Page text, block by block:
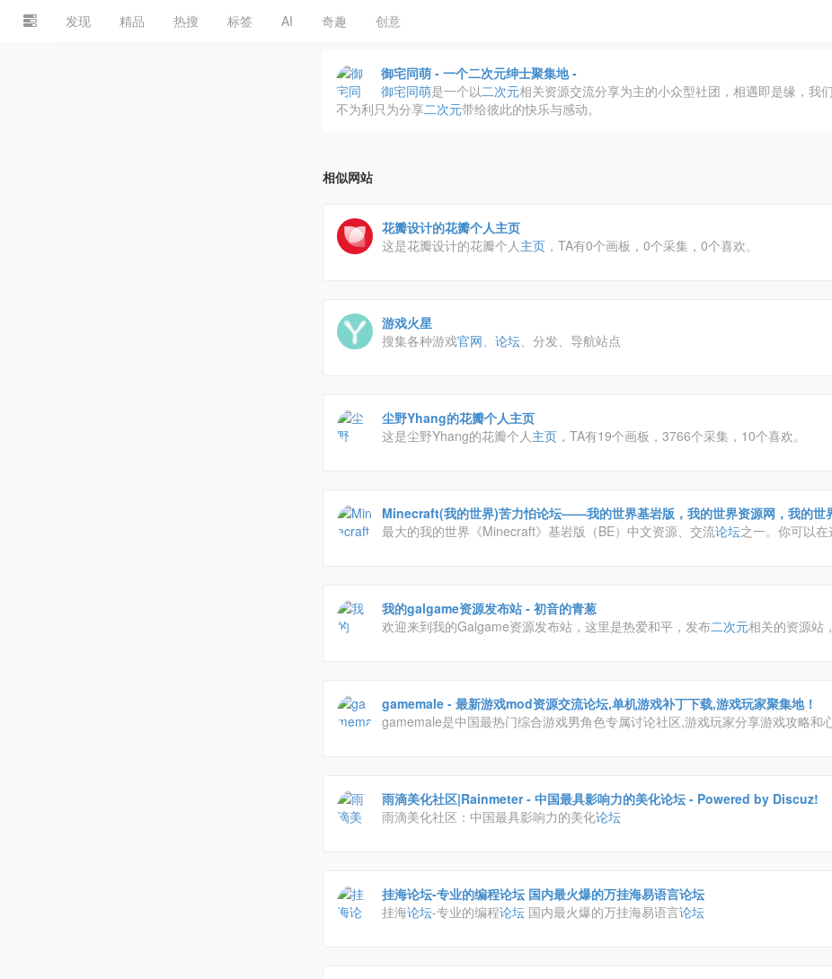
发现 精品 热搜 标签 AI 奇趣 创意
御宅同萌 - 一个二次元绅士聚集地 -
御宅同萌是一个以二次元相关资源交流分享为主的小众型社团，相遇即是缘，我
不为利只为分享二次元带给彼此的快乐与感动。
相似网站
花瓣设计的花瓣个人主页
这是花瓣设计的花瓣个人主页，TA有0个画板，0个采集，0个喜欢。
游戏火星
搜集各种游戏官网、 论坛、分发、导航站点
尘野Yhang的花瓣个人主页
这是尘野Yhang的花瓣个人主页，TA有19个画板，3766个采集，10个喜欢。
Minecraft(我的世界)苦力怕论坛——我的世界基岩版，我的世界资源网，我的世
论坛，我的世界下载站，我的世界手机版
最大的我的世界《Minecraft》基岩版（BE）中文资源、交流论坛之一。你可以在
源，以及最新的我的世界新闻资讯，在此与他人交流、分享我的世界游戏经验。
神集聚一坛，在这里你可以解决绝大多数问题。
我的galgame资源发布站 - 初音的青葱
欢迎来到我的Galgame资源发布站，这里是热爱和平，发布二次元相关的资源站
gamemale - 最新游戏mod资源交流论坛,单机游戏补丁下载,游戏玩家聚集地！
gamemale是中国最热门综合游戏男角色专属讨论社区,游戏玩家分享游戏攻略和
雨滴美化社区|Rainmeter - 中国最具影响力的美化论坛 - Powered by Discuz!
雨滴美化社区：中国最具影响力的美化论坛
挂海论坛-专业的编程论坛 国内最火爆的万挂海易语言论坛
挂海论坛-专业的编程论坛国内最火爆的万挂海易语言论坛